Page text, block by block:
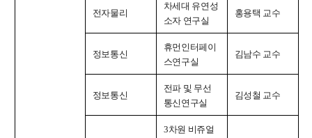
전자물리
차세대 유연성
소자 연구실
홍용택 교수
정보통신
휴먼인터페이
스연구실
김남수 교수
정보통신
전파 및 무선
통신연구실
김성철 교수
3차원 비쥬얼